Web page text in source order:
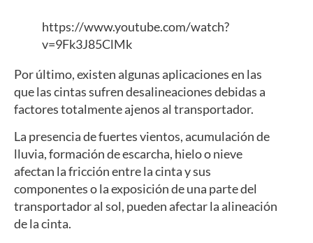
https://www.youtube.com/watch?
v=9Fk3J85ClMk
Por último, existen algunas aplicaciones en las
que las cintas sufren desalineaciones debidas a
factores totalmente ajenos al transportador.
La presencia de fuertes vientos, acumulación de
lluvia, formación de escarcha, hielo o nieve
afectan la fricción entre la cinta y sus
componentes o la exposición de una parte del
transportador al sol, pueden afectar la alineación
de la cinta.